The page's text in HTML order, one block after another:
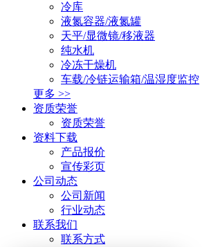
冷库
液氮容器/液氮罐
天平/显微镜/移液器
纯水机
冷冻干燥机
车载/冷链运输箱/温湿度监控
更多 >>
资质荣誉
资质荣誉
资料下载
产品报价
宣传彩页
公司动态
公司新闻
行业动态
联系我们
联系方式